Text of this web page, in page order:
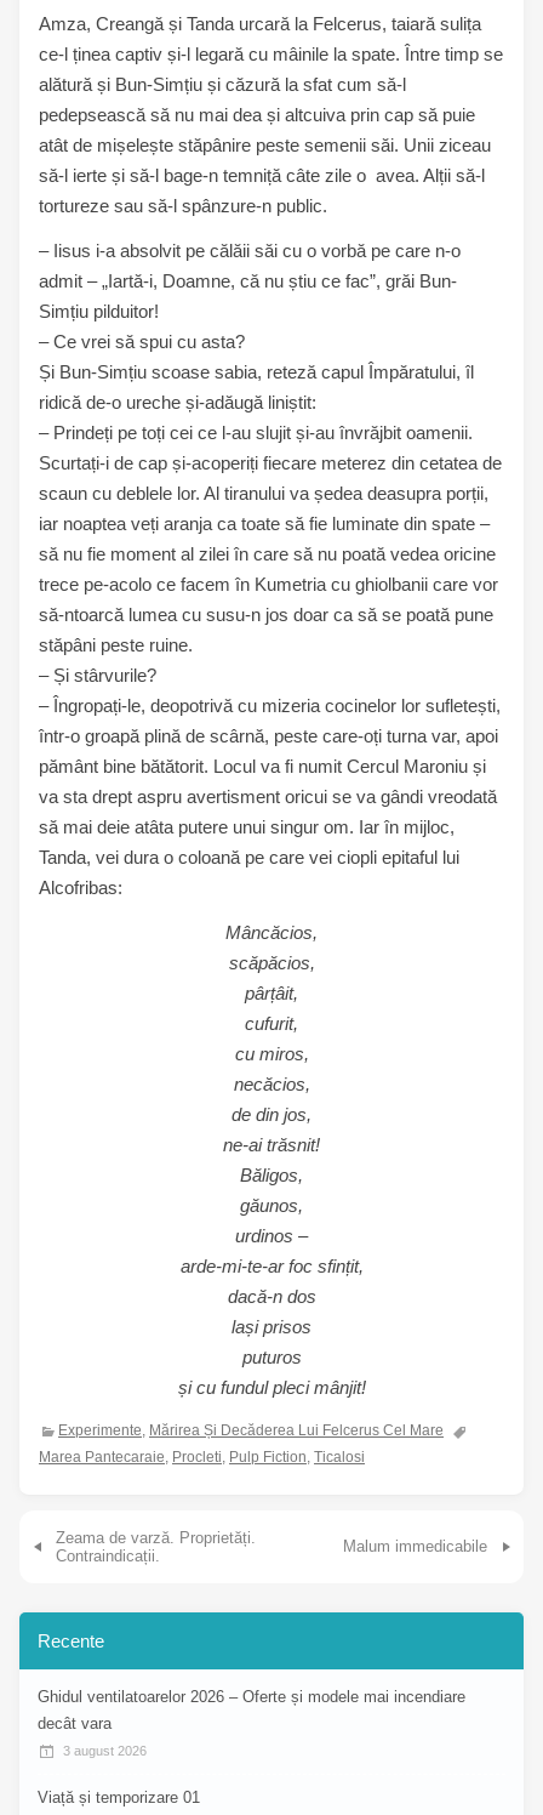
Amza, Creangă și Tanda urcară la Felcerus, taiară sulița
ce-l ținea captiv și-l legară cu mâinile la spate. Între timp se
alătură și Bun-Simțiu și căzură la sfat cum să-l
pedepsească să nu mai dea și altcuiva prin cap să puie
atât de mișelește stăpânire peste semenii săi. Unii ziceau
să-l ierte și să-l bage-n temniță câte zile o avea. Alții să-l
tortureze sau să-l spânzure-n public.
– Iisus i-a absolvit pe călăii săi cu o vorbă pe care n-o
admit – „Iartă-i, Doamne, că nu știu ce fac”, grăi Bun-
Simțiu pilduitor!
– Ce vrei să spui cu asta?
Și Bun-Simțiu scoase sabia, reteză capul Împăratului, îl
ridică de-o ureche și-adăugă liniștit:
– Prindeți pe toți cei ce l-au slujit și-au învrăjbit oamenii.
Scurtați-i de cap și-acoperiți fiecare meterez din cetatea de
scaun cu deblele lor. Al tiranului va ședea deasupra porții,
iar noaptea veți aranja ca toate să fie luminate din spate –
să nu fie moment al zilei în care să nu poată vedea oricine
trece pe-acolo ce facem în Kumetria cu ghiolbanii care vor
să-ntoarcă lumea cu susu-n jos doar ca să se poată pune
stăpâni peste ruine.
– Și stârvurile?
– Îngropați-le, deopotrivă cu mizeria cocinelor lor sufletești,
într-o groapă plină de scârnă, peste care-oți turna var, apoi
pământ bine bătătorit. Locul va fi numit Cercul Maroniu și
va sta drept aspru avertisment oricui se va gândi vreodată
să mai deie atâta putere unui singur om. Iar în mijloc,
Tanda, vei dura o coloană pe care vei ciopli epitaful lui
Alcofribas:
Mâncăcios,
scăpăcios,
pârțâit,
cufurit,
cu miros,
necăcios,
de din jos,
ne-ai trăsnit!
Băligos,
găunos,
urdinos –
arde-mi-te-ar foc sfințit,
dacă-n dos
lași prisos
puturos
și cu fundul pleci mânjit!
Experimente, Mărirea Și Decăderea Lui Felcerus Cel Mare
Marea Pantecaraie, Procleti, Pulp Fiction, Ticalosi
Zeama de varză. Proprietăți.
Contraindicații.
Malum immedicabile
Recente
Ghidul ventilatoarelor 2026 – Oferte și modele mai incendiare
decât vara
3 august 2026
Viață și temporizare 01